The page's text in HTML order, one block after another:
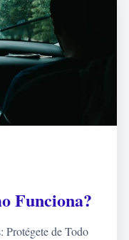
Funciona?
Protégete de Todo